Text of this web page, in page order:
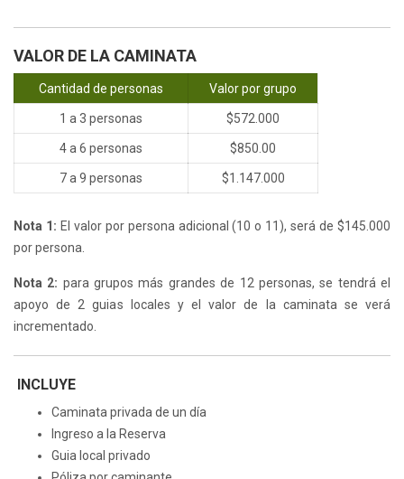
VALOR DE LA CAMINATA
Cantidad de personas Valor por grupo
1 a 3 personas $572.000
4 a 6 personas $850.00
7 a 9 personas $1.147.000
Nota 1: El valor por persona adicional (10 o 11), será de $145.000
por persona.
Nota 2: para grupos más grandes de 12 personas, se tendrá el
apoyo de 2 guias locales y el valor de la caminata se verá
incrementado.
INCLUYE
Caminata privada de un día
Ingreso a la Reserva
Guia local privado